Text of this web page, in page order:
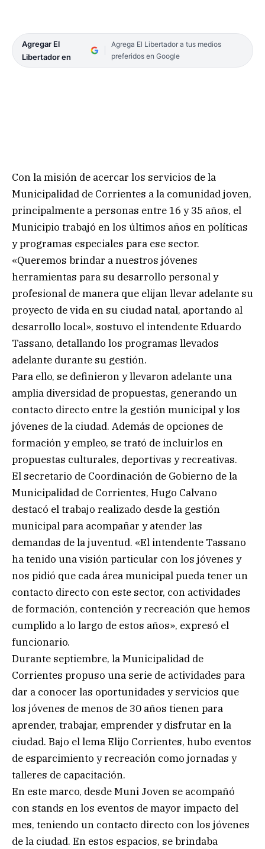
Agregar El
Libertador en
Agrega El Libertador a tus medios
preferidos en Google
Con la misión de acercar los servicios de la
Municipalidad de Corrientes a la comunidad joven,
principalmente a personas entre 16 y 35 años, el
Municipio trabajó en los últimos años en políticas
y programas especiales para ese sector.
«Queremos brindar a nuestros jóvenes
herramientas para su desarrollo personal y
profesional de manera que elijan llevar adelante su
proyecto de vida en su ciudad natal, aportando al
desarrollo local», sostuvo el intendente Eduardo
Tassano, detallando los programas llevados
adelante durante su gestión.
Para ello, se definieron y llevaron adelante una
amplia diversidad de propuestas, generando un
contacto directo entre la gestión municipal y los
jóvenes de la ciudad. Además de opciones de
formación y empleo, se trató de incluirlos en
propuestas culturales, deportivas y recreativas.
El secretario de Coordinación de Gobierno de la
Municipalidad de Corrientes, Hugo Calvano
destacó el trabajo realizado desde la gestión
municipal para acompañar y atender las
demandas de la juventud. «El intendente Tassano
ha tenido una visión particular con los jóvenes y
nos pidió que cada área municipal pueda tener un
contacto directo con este sector, con actividades
de formación, contención y recreación que hemos
cumplido a lo largo de estos años», expresó el
funcionario.
Durante septiembre, la Municipalidad de
Corrientes propuso una serie de actividades para
dar a conocer las oportunidades y servicios que
los jóvenes de menos de 30 años tienen para
aprender, trabajar, emprender y disfrutar en la
ciudad. Bajo el lema Elijo Corrientes, hubo eventos
de esparcimiento y recreación como jornadas y
talleres de capacitación.
En este marco, desde Muni Joven se acompañó
con stands en los eventos de mayor impacto del
mes, teniendo un contacto directo con los jóvenes
de la ciudad. En estos espacios, se brindaba